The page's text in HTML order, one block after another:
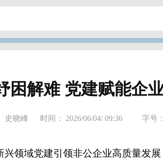
困解难 党建赋能企
史晓峰 时间： 2026/06/04/ 09:36 字号
域党建引领非公企业高质量发展